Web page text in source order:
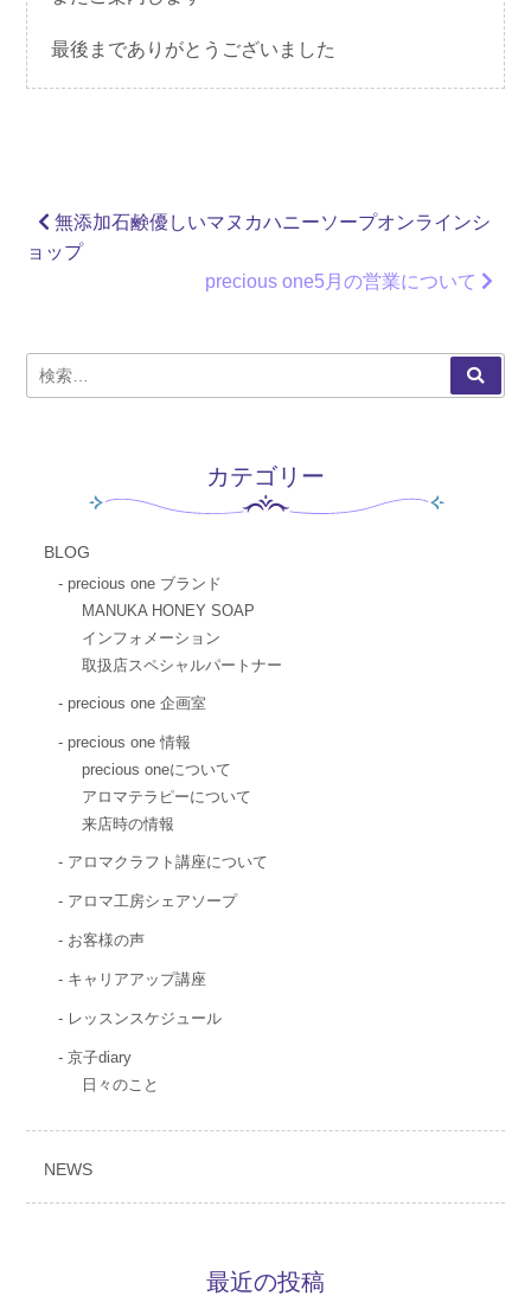
最後までありがとうございました
投
ゲ
ー
前
の
無添加石鹸優しいマヌカハニーソープオンラインシ
ョップ
次
precious one5月の営業について
索:
索
カテゴリー
BLOG
precious one ブランド
MANUKA HONEY SOAP
インフォメーション
取扱店スペシャルパートナー
precious one 企画室
precious one 情報
precious oneについて
アロマテラピーについて
来店時の情報
アロマクラフト講座について
アロマ工房シェアソープ
お客様の声
キャリアアップ講座
レッスンスケジュール
京子diary
日々のこと
NEWS
最近の投稿